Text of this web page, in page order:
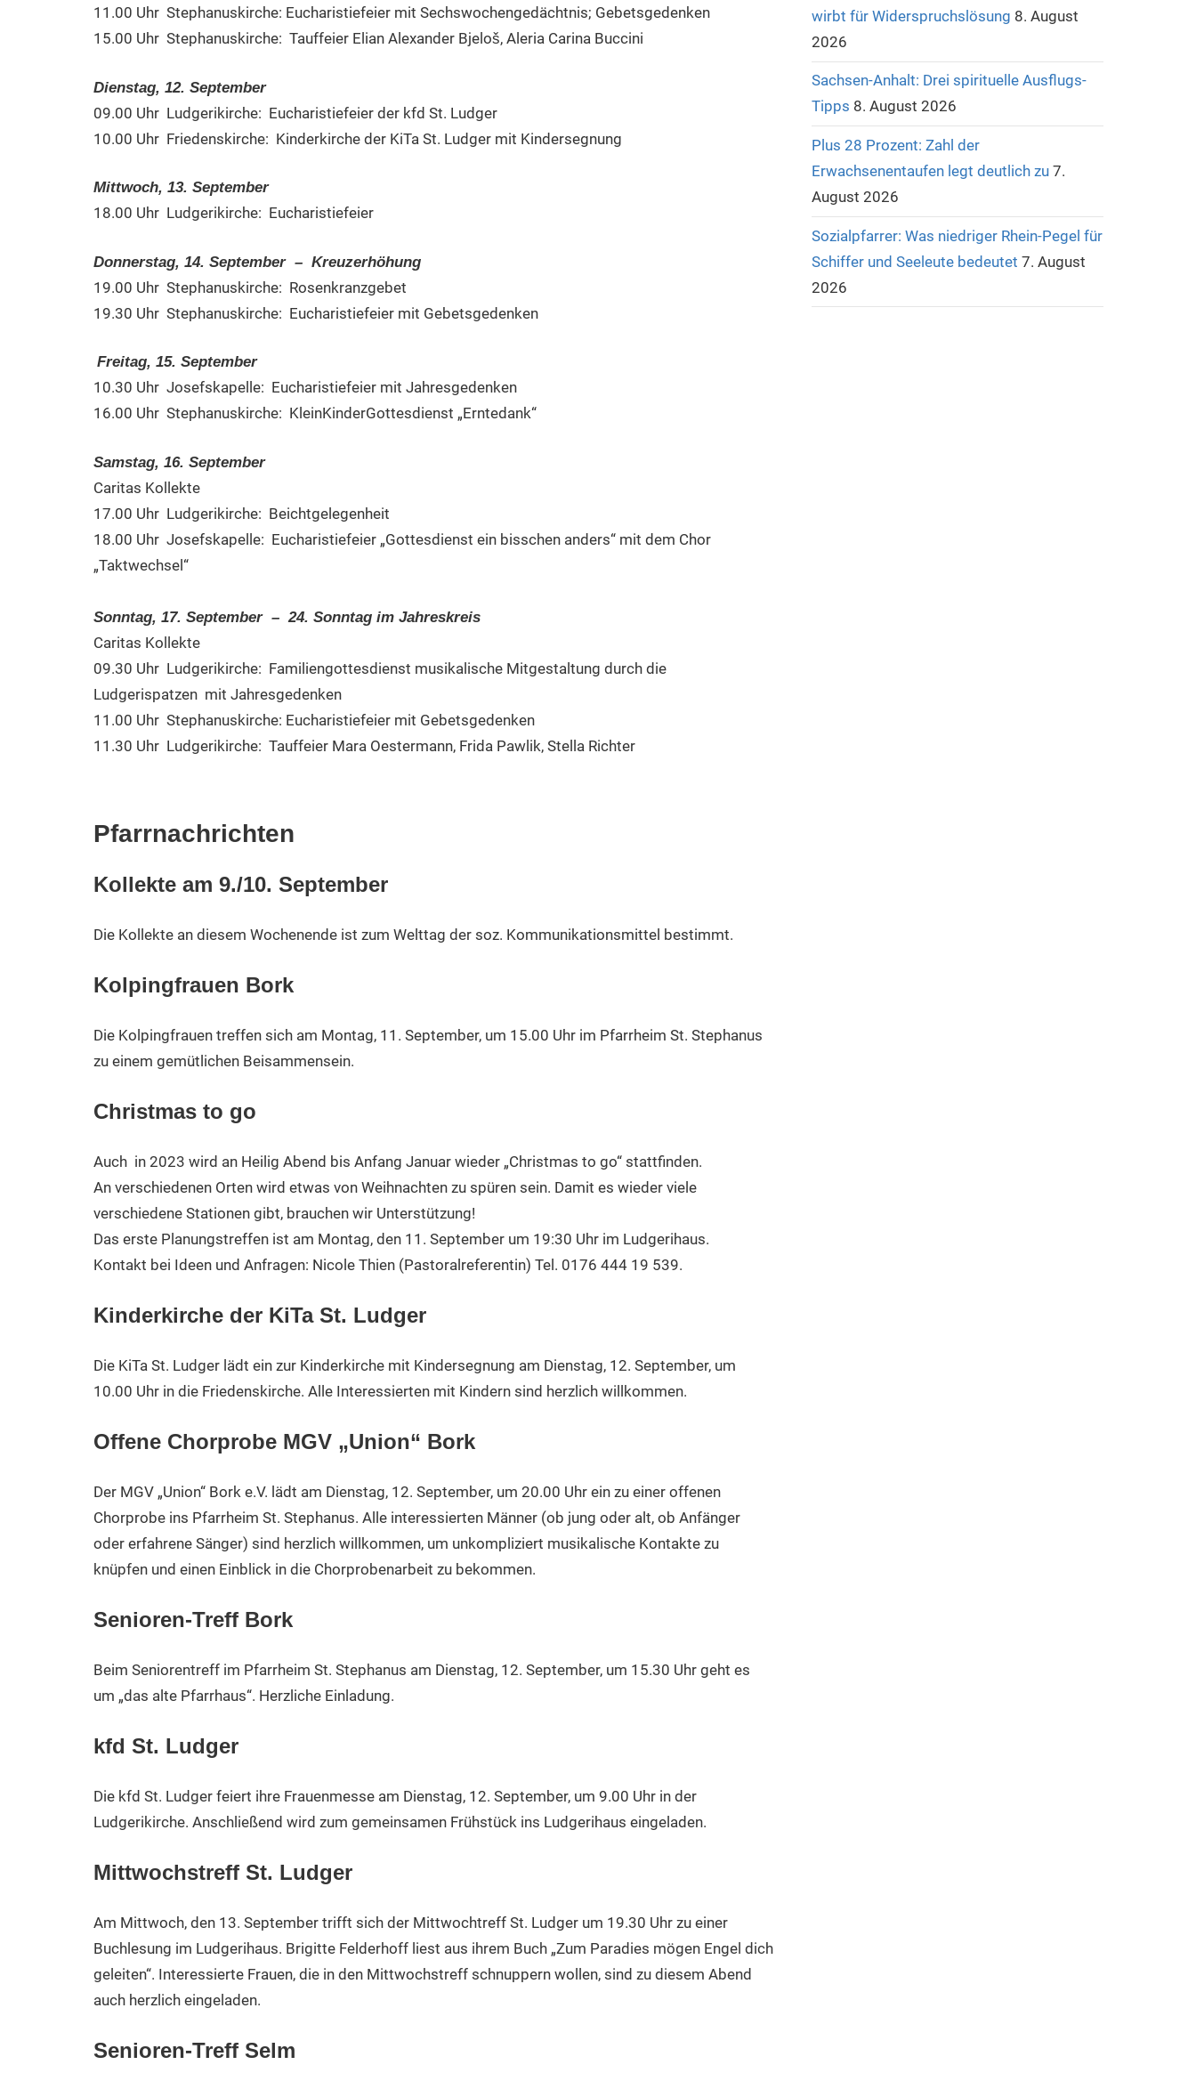
11.00 Uhr Stephanuskirche: Eucharistiefeier mit Sechswochengedächtnis; Gebetsgedenken
15.00 Uhr Stephanuskirche: Tauffeier Elian Alexander Bjeloš, Aleria Carina Buccini
Dienstag, 12. September
09.00 Uhr Ludgerikirche: Eucharistiefeier der kfd St. Ludger
10.00 Uhr Friedenskirche: Kinderkirche der KiTa St. Ludger mit Kindersegnung
Mittwoch, 13. September
18.00 Uhr Ludgerikirche: Eucharistiefeier
Donnerstag, 14. September – Kreuzerhöhung
19.00 Uhr Stephanuskirche: Rosenkranzgebet
19.30 Uhr Stephanuskirche: Eucharistiefeier mit Gebetsgedenken
Freitag, 15. September
10.30 Uhr Josefskapelle: Eucharistiefeier mit Jahresgedenken
16.00 Uhr Stephanuskirche: KleinKinderGottesdienst „Erntedank“
Samstag, 16. September
Caritas Kollekte
17.00 Uhr Ludgerikirche: Beichtgelegenheit
18.00 Uhr Josefskapelle: Eucharistiefeier „Gottesdienst ein bisschen anders“ mit dem Chor
„Taktwechsel“
Sonntag, 17. September – 24. Sonntag im Jahreskreis
Caritas Kollekte
09.30 Uhr Ludgerikirche: Familiengottesdienst musikalische Mitgestaltung durch die
Ludgerispatzen mit Jahresgedenken
11.00 Uhr Stephanuskirche: Eucharistiefeier mit Gebetsgedenken
11.30 Uhr Ludgerikirche: Tauffeier Mara Oestermann, Frida Pawlik, Stella Richter
Pfarrnachrichten
Kollekte am 9./10. September
Die Kollekte an diesem Wochenende ist zum Welttag der soz. Kommunikationsmittel bestimmt.
Kolpingfrauen Bork
Die Kolpingfrauen treffen sich am Montag, 11. September, um 15.00 Uhr im Pfarrheim St. Stephanus
zu einem gemütlichen Beisammensein.
Christmas to go
Auch in 2023 wird an Heilig Abend bis Anfang Januar wieder „Christmas to go“ stattfinden.
An verschiedenen Orten wird etwas von Weihnachten zu spüren sein. Damit es wieder viele
verschiedene Stationen gibt, brauchen wir Unterstützung!
Das erste Planungstreffen ist am Montag, den 11. September um 19:30 Uhr im Ludgerihaus.
Kontakt bei Ideen und Anfragen: Nicole Thien (Pastoralreferentin) Tel. 0176 444 19 539.
Kinderkirche der KiTa St. Ludger
Die KiTa St. Ludger lädt ein zur Kinderkirche mit Kindersegnung am Dienstag, 12. September, um
10.00 Uhr in die Friedenskirche. Alle Interessierten mit Kindern sind herzlich willkommen.
Offene Chorprobe MGV „Union“ Bork
Der MGV „Union“ Bork e.V. lädt am Dienstag, 12. September, um 20.00 Uhr ein zu einer offenen
Chorprobe ins Pfarrheim St. Stephanus. Alle interessierten Männer (ob jung oder alt, ob Anfänger
oder erfahrene Sänger) sind herzlich willkommen, um unkompliziert musikalische Kontakte zu
knüpfen und einen Einblick in die Chorprobenarbeit zu bekommen.
Senioren-Treff Bork
Beim Seniorentreff im Pfarrheim St. Stephanus am Dienstag, 12. September, um 15.30 Uhr geht es
um „das alte Pfarrhaus“. Herzliche Einladung.
kfd St. Ludger
Die kfd St. Ludger feiert ihre Frauenmesse am Dienstag, 12. September, um 9.00 Uhr in der
Ludgerikirche. Anschließend wird zum gemeinsamen Frühstück ins Ludgerihaus eingeladen.
Mittwochstreff St. Ludger
Am Mittwoch, den 13. September trifft sich der Mittwochtreff St. Ludger um 19.30 Uhr zu einer
Buchlesung im Ludgerihaus. Brigitte Felderhoff liest aus ihrem Buch „Zum Paradies mögen Engel dich
geleiten“. Interessierte Frauen, die in den Mittwochstreff schnuppern wollen, sind zu diesem Abend
auch herzlich eingeladen.
Senioren-Treff Selm
wirbt für Widerspruchslösung 8. August
2026
Sachsen-Anhalt: Drei spirituelle Ausflugs-
Tipps 8. August 2026
Plus 28 Prozent: Zahl der
Erwachsenentaufen legt deutlich zu 7.
August 2026
Sozialpfarrer: Was niedriger Rhein-Pegel für
Schiffer und Seeleute bedeutet 7. August
2026